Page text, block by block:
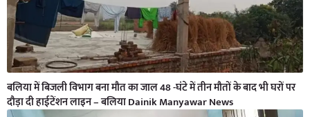
बलिया में बिजली विभाग बना मौत का जाल 48 -घंटे में तीन मौतों के बाद भी घरों पर
दौड़ा दी हाईटेंशन लाइन – बलिया Dainik Manyawar News